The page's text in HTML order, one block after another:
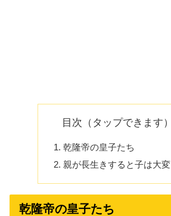
目次（タップできます）
乾隆帝の皇子たち
親が長生きすると子は大変
乾隆帝の皇子たち